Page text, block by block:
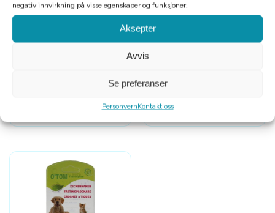
negativ innvirkning på visse egenskaper og funksjoner.
Aksepter
Avvis
Se preferanser
PersonvernKontakt oss